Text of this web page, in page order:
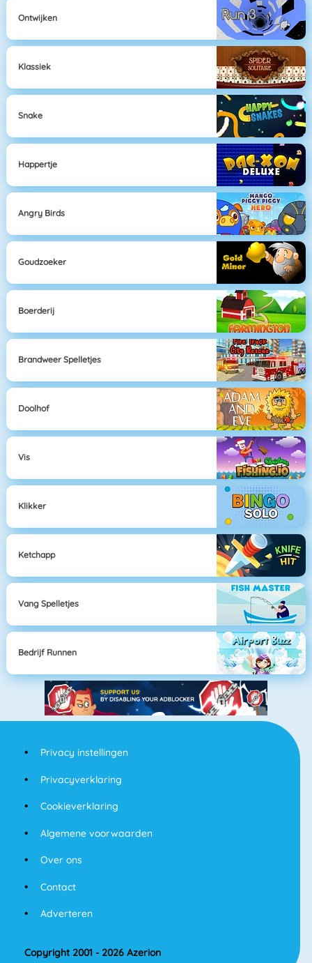
Ontwijken
Klassiek
Snake
Happertje
Angry Birds
Goudzoeker
Boerderij
Brandweer Spelletjes
Doolhof
Vis
Klikker
Ketchapp
Vang Spelletjes
Bedrijf Runnen
Privacy instellingen
Privacyverklaring
Cookieverklaring
Algemene voorwaarden
Over ons
Contact
Adverteren
Copyright 2001 - 2026 Azerion